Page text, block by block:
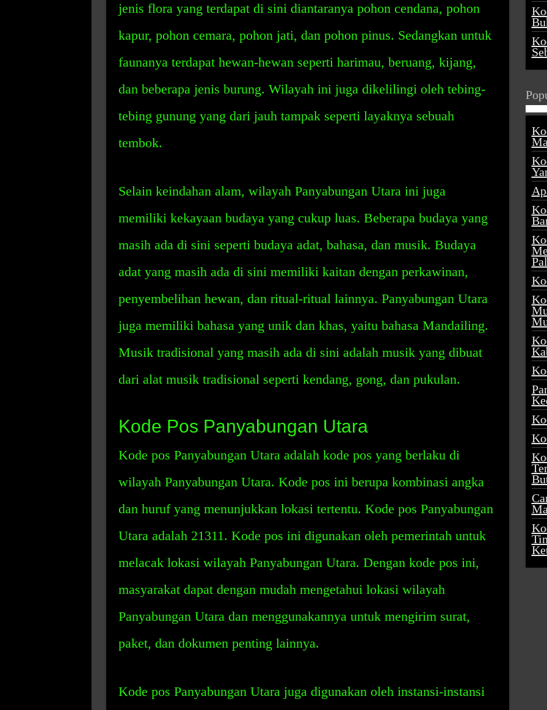
jenis flora yang terdapat di sini diantaranya pohon cendana, pohon
kapur, pohon cemara, pohon jati, dan pohon pinus. Sedangkan untuk
faunanya terdapat hewan-hewan seperti harimau, beruang, kijang,
dan beberapa jenis burung. Wilayah ini juga dikelilingi oleh tebing-
tebing gunung yang dari jauh tampak seperti layaknya sebuah
tembok.
Selain keindahan alam, wilayah Panyabungan Utara ini juga
memiliki kekayaan budaya yang cukup luas. Beberapa budaya yang
masih ada di sini seperti budaya adat, bahasa, dan musik. Budaya
adat yang masih ada di sini memiliki kaitan dengan perkawinan,
penyembelihan hewan, dan ritual-ritual lainnya. Panyabungan Utara
juga memiliki bahasa yang unik dan khas, yaitu bahasa Mandailing.
Musik tradisional yang masih ada di sini adalah musik yang dibuat
dari alat musik tradisional seperti kendang, gong, dan pukulan.
Kode Pos Panyabungan Utara
Kode pos Panyabungan Utara adalah kode pos yang berlaku di
wilayah Panyabungan Utara. Kode pos ini berupa kombinasi angka
dan huruf yang menunjukkan lokasi tertentu. Kode pos Panyabungan
Utara adalah 21311. Kode pos ini digunakan oleh pemerintah untuk
melacak lokasi wilayah Panyabungan Utara. Dengan kode pos ini,
masyarakat dapat dengan mudah mengetahui lokasi wilayah
Panyabungan Utara dan menggunakannya untuk mengirim surat,
paket, dan dokumen penting lainnya.
Kode pos Panyabungan Utara juga digunakan oleh instansi-instansi